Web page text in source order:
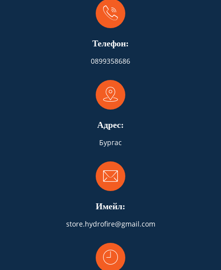
Телефон:
0899358686
Адрес:
Бургас
Имейл:
store.hydrofire@gmail.com